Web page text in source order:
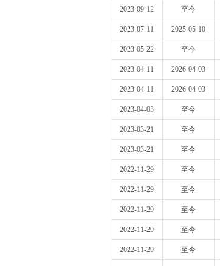
2023-09-12 至今
2023-07-11 2025-05-10
2023-05-22 至今
2023-04-11 2026-04-03
2023-04-11 2026-04-03
2023-04-03 至今
2023-03-21 至今
2023-03-21 至今
2022-11-29 至今
2022-11-29 至今
2022-11-29 至今
2022-11-29 至今
2022-11-29 至今